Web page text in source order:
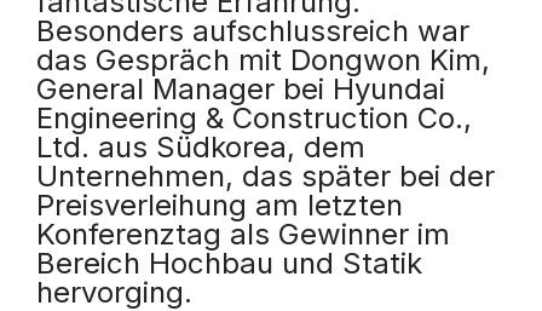
Besonders aufschlussreich war
das Gespräch mit Dongwon Kim,
General Manager bei Hyundai
Engineering & Construction Co.,
Ltd. aus Südkorea, dem
Unternehmen, das später bei der
Preisverleihung am letzten
Konferenztag als Gewinner im
Bereich Hochbau und Statik
hervorging.